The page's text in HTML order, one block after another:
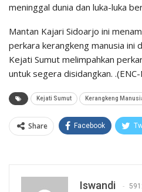
meninggal dunia dan luka-luka
Mantan Kajari Sidoarjo ini
perkara kerangkeng manusia ini
Kejati Sumut melimpahkan
untuk segera disidangkan. .(ENC-
Kejati Sumut Kerangkeng
Share Facebook
Iswandi